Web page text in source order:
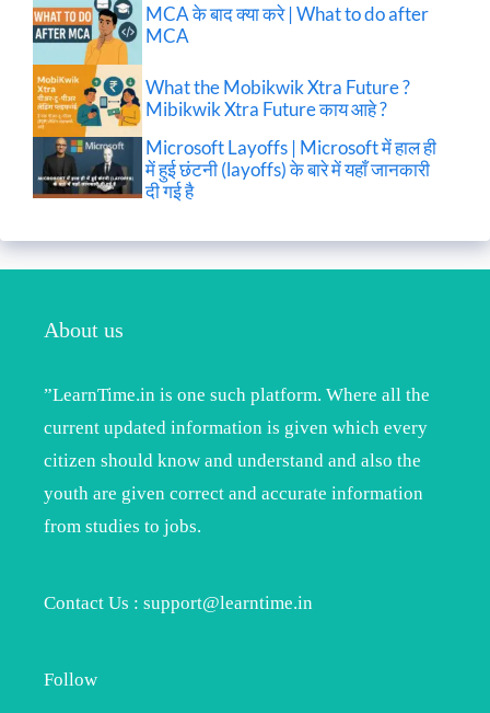
MCA के बाद क्या करे | What to do after
MCA
What the Mobikwik Xtra Future ?
Mibikwik Xtra Future काय आहे ?
Microsoft Layoffs | Microsoft में हाल ही
में हुई छंटनी (layoffs) के बारे में यहाँ जानकारी
दी गई है
About us
”LearnTime.in is one such platform. Where all the
current updated information is given which every
citizen should know and understand and also the
youth are given correct and accurate information
from studies to jobs.
Contact Us : support@learntime.in
Follow